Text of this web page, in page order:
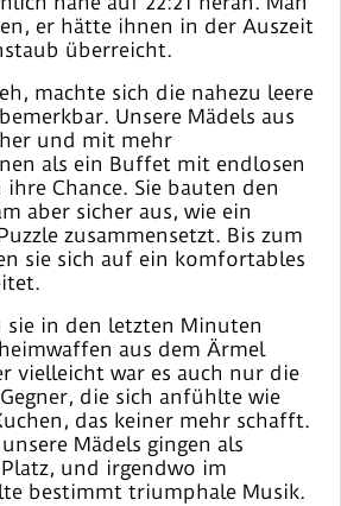
er hätte ihnen in der Auszeit
überreicht.
machte sich die nahezu leere
Unsere Mädels aus
und mit mehr
als ein Buffet mit endlosen
Chance. Sie bauten den
aber sicher aus, wie ein
zusammensetzt. Bis zum
sie sich auf ein komfortables
sie in den letzten Minuten
aus dem Ärmel
vielleicht war es auch nur die
die sich anfühlte wie
das keiner mehr schafft.
Mädels gingen als
und irgendwo im
bestimmt triumphale Musik.